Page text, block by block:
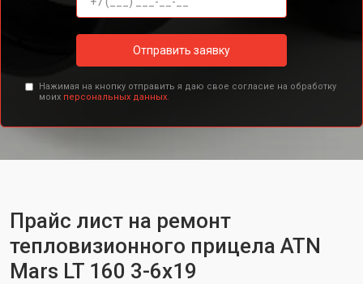
Отправить заявку
Нажимая на кнопку отправить я даю свое согласие на обработку
моих персональных данных.
Прайс лист на ремонт
тепловизионного прицела ATN
Mars LT 160 3-6x19